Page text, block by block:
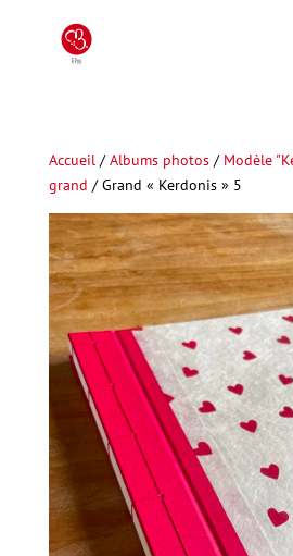
Accueil/Albums photos/ Modèle
grand / Grand « Kerdonis » 5